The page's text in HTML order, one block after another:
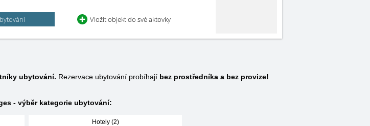
Vložit objekt do své aktovky
ubytování. Rezervace ubytování probíhají bez prostředníka a bez provize!
- výběr kategorie ubytování:
Hotely (2)